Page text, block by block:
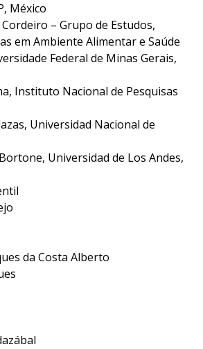
México
– Grupo de Estudos,
em Ambiente Alimentar e Saúde
Federal de Minas Gerais,
Instituto Nacional de Pesquisas
Universidad Nacional de
Universidad de Los Andes,
da Costa Alberto